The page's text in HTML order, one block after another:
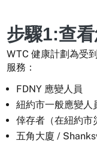
步驟1:查
WTC 健康計劃為受
服務：
FDNY 應變人員
紐約市一般應變人
倖存者（在紐約市
五角大廈 /